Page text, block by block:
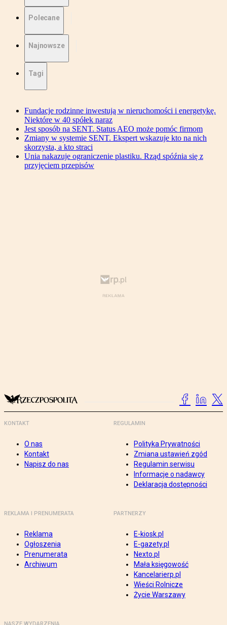
Polecane
Najnowsze
Tagi
Fundacje rodzinne inwestują w nieruchomości i energetykę.
Niektóre w 40 spółek naraz
Jest sposób na SENT. Status AEO może pomóc firmom
Zmiany w systemie SENT. Ekspert wskazuje kto na nich
skorzysta, a kto straci
Unia nakazuje ograniczenie plastiku. Rząd spóźnia się z
przyjęciem przepisów
KONTAKT
O nas
Kontakt
Napisz do nas
REGULAMIN
Polityka Prywatności
Zmiana ustawień zgód
Regulamin serwisu
Informacje o nadawcy
Deklaracja dostępności
REKLAMA I PRENUMERATA
Reklama
Ogłoszenia
Prenumerata
Archiwum
PARTNERZY
E-kiosk.pl
E-gazety.pl
Nexto.pl
Mała księgowość
Kancelarierp.pl
Wieści Rolnicze
Życie Warszawy